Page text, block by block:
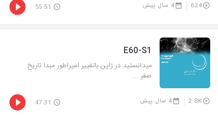
624 4 سال پیش 55:51
E60-S1
میدانستید در ژاپن باتغییر امپراطور مبدا تاریخ
صفر ...
2.8K 4 سال پیش 47:31